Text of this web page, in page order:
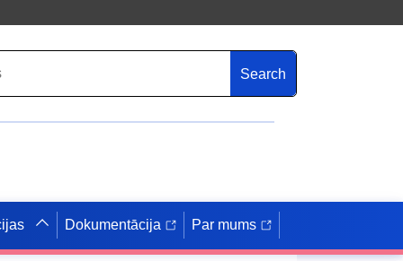
Search
Dokumentācija Par mums